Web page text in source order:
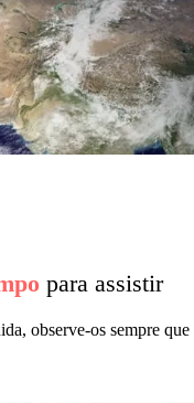
para assistir
observe-os sempre que